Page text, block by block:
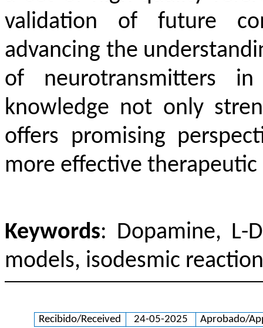
validation of future
advancing the
of neurotransmitters
knowledge not only
offers promising
more effective therapeutic
Keywords: Dopamine, L-
models, isodesmic
Recibido/Received 24-05-2025 Aprobado/